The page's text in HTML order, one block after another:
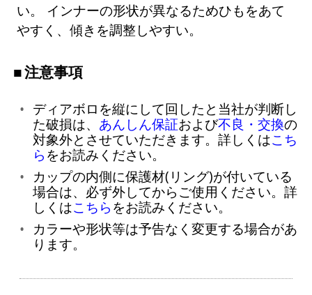
い。 インナーの形状が異なるためひもをあて
やすく、傾きを調整しやすい。
注意事項
ディアボロを縦にして回したと当社が判断し
た破損は、 あんしん保証および不良・交換の
対象外とさせていただきます。詳しくはこち
ら をお読みください。
カップの内側に保護材(リング)が付いている
場合は、必ず外してからご使用ください。詳
しくはこちら をお読みください。
カラーや形状等は予告なく変更する場合があ
ります。